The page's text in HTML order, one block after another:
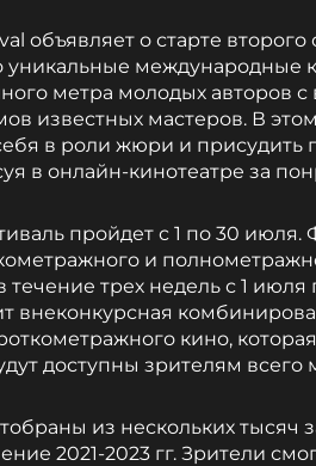
объявляет о старте
уникальные международные
метра молодых авторов
известных мастеров. В
в роли жюри и присудить
в онлайн-кинотеатре за
пройдет с 1 по 30
и
течение трех недель с 1 июля
внеконкурсная
кино,
доступны зрителям всего
из нескольких тысяч
2021-2023 гг. Зрители